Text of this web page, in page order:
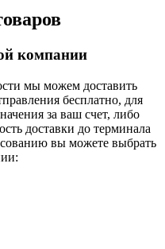
компании
мы можем доставить
бесплатно, для
за ваш счет, либо
доставки до терминала
вы можете выбрать